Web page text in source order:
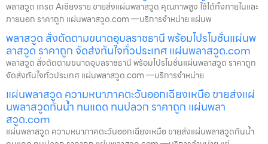
พลาสวูด เกรด Aเชียงราย ขายส่งแผ่นพลาสวูด คุณภาพสูง ใช้ได้ทั้งภายในและ
ภายนอก ราคาถูก แผ่นพลาสวูด.com —บริการจำหน่าย แผ่นพ
พลาสวูด สั่งตัดตามขนาดอุบลราชธานี พร้อมโปรโมชั่นแผ่นพ
ลาสวูด ราคาถูก จัดส่งทันใจทั่วประเทศ แผ่นพลาสวูด.com
พลาสวูด สั่งตัดตามขนาดอุบลราชธานี พร้อมโปรโมชั่นแผ่นพลาสวูด ราคาถูก
จัดส่งทันใจทั่วประเทศ แผ่นพลาสวูด.com —บริการจำหน่าย
แผ่นพลาสวูด ความหนาภาคตะวันออกเฉียงเหนือ ขายส่งแผ่
นพลาสวูดกันน้ำ ทนแดด ทนปลวก ราคาถูก แผ่นพลา
สวูด.com
แผ่นพลาสวูด ความหนาภาคตะวันออกเฉียงเหนือ ขายส่งแผ่นพลาสวูดกันน้ำ